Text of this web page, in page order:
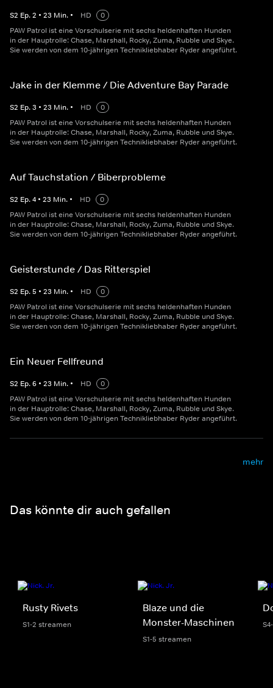
S2 Ep.2 • 23 Min. • HD
0
PAW Patrol ist eine Vorschulserie mit sechs heldenhaften Hunden
in der Hauptrolle: Chase, Marshall, Rocky, Zuma, Rubble und Skye.
Sie werden von dem 10-jährigen Technikliebhaber Ryder angeführt.
Jake in der Klemme / Die Adventure Bay Parade
S2 Ep.3 • 23 Min. • HD
0
PAW Patrol ist eine Vorschulserie mit sechs heldenhaften Hunden
in der Hauptrolle: Chase, Marshall, Rocky, Zuma, Rubble und Skye.
Sie werden von dem 10-jährigen Technikliebhaber Ryder angeführt.
Auf Tauchstation / Biberprobleme
S2 Ep.4 • 23 Min. • HD
0
PAW Patrol ist eine Vorschulserie mit sechs heldenhaften Hunden
in der Hauptrolle: Chase, Marshall, Rocky, Zuma, Rubble und Skye.
Sie werden von dem 10-jährigen Technikliebhaber Ryder angeführt.
Geisterstunde / Das Ritterspiel
S2 Ep.5 • 23 Min. • HD
0
PAW Patrol ist eine Vorschulserie mit sechs heldenhaften Hunden
in der Hauptrolle: Chase, Marshall, Rocky, Zuma, Rubble und Skye.
Sie werden von dem 10-jährigen Technikliebhaber Ryder angeführt.
Ein Neuer Fellfreund
S2 Ep.6 • 23 Min. • HD
0
PAW Patrol ist eine Vorschulserie mit sechs heldenhaften Hunden
in der Hauptrolle: Chase, Marshall, Rocky, Zuma, Rubble und Skye.
Sie werden von dem 10-jährigen Technikliebhaber Ryder angeführt.
mehr
Das könnte dir auch gefallen
Rusty Rivets
S1-2 streamen
Blaze und die
Monster-Maschinen
S1-5 streamen